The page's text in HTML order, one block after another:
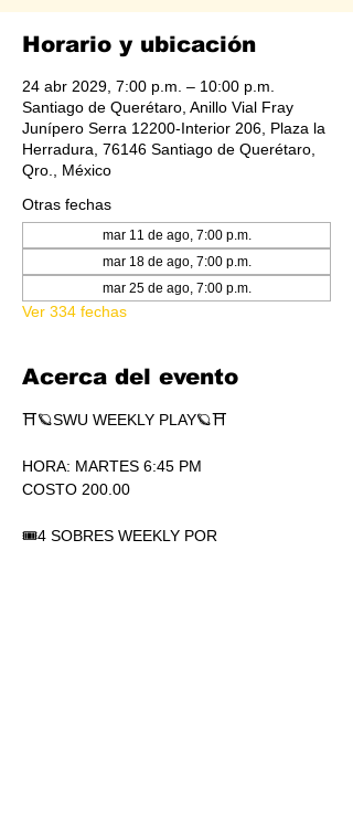
Horario y ubicación
24 abr 2029, 7:00 p.m. – 10:00 p.m.
Santiago de Querétaro, Anillo Vial Fray
Junípero Serra 12200-Interior 206, Plaza la
Herradura, 76146 Santiago de Querétaro,
Qro., México
Otras fechas
mar 11 de ago, 7:00 p.m.
mar 18 de ago, 7:00 p.m.
mar 25 de ago, 7:00 p.m.
Ver 334 fechas
Acerca del evento
⛩🪐SWU WEEKLY PLAY🪐⛩
HORA: MARTES 6:45 PM
COSTO 200.00
🎟4 SOBRES WEEKLY POR